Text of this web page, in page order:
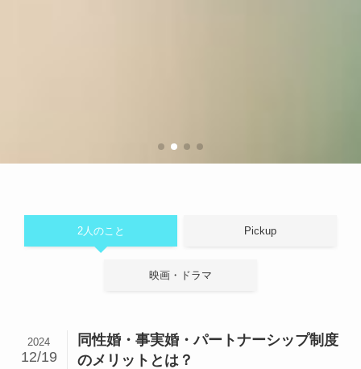
2人のこと Pickup
映画・ドラマ
同性婚・事実婚・パートナーシップ制度
のメリットとは？
2024
12/19